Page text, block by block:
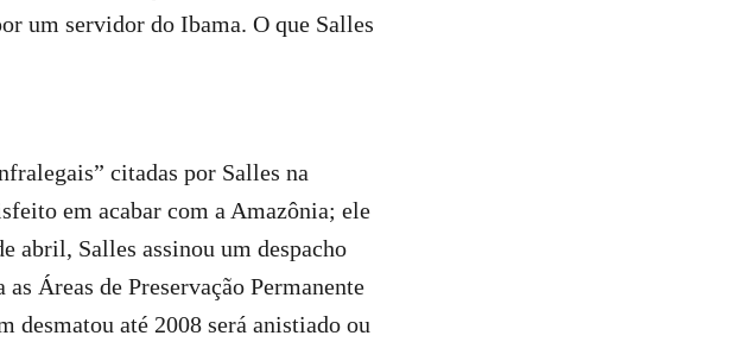
um servidor do Ibama. O que Salles
citadas por Salles na
em acabar com a Amazônia; ele
abril, Salles assinou um despacho
Áreas de Preservação Permanente
desmatou até 2008 será anistiado ou